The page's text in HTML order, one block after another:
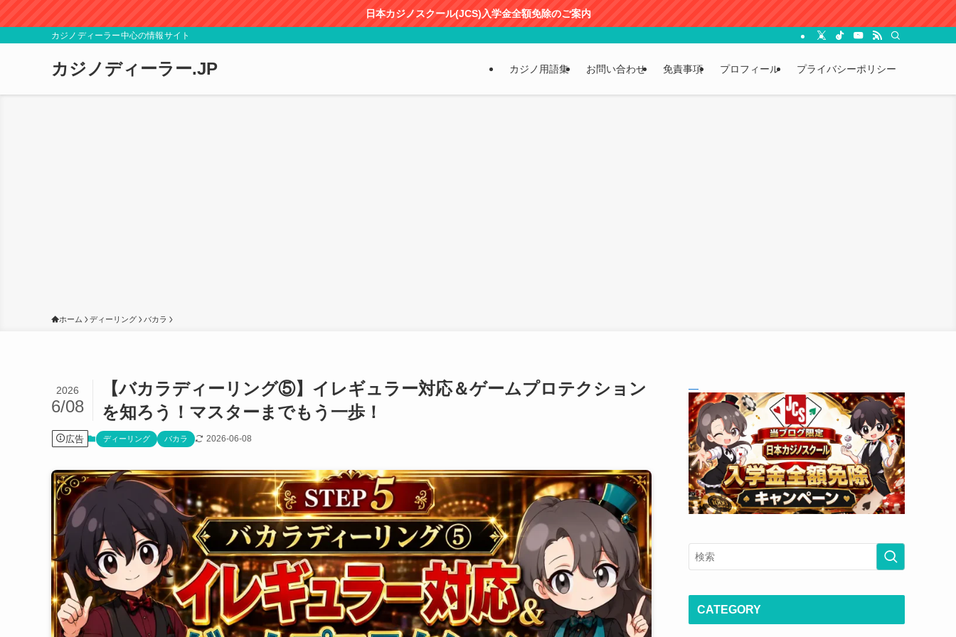
日本カジノスクール(JCS)入学金全額免除のご案内
カジノディーラー中心の情報サイト
カジノディーラー.JP カジノ用語集 お問い合わせ 免責事項 プロフィール プライバシーポリシー
ホーム ディーリング バカラ
【バカラディーリング⑤】イレギュラー対応＆ゲームプロテクション
を知ろう！マスターまでもう一歩！
2026
6/08
広告 ディーリング バカラ 2026-06-08
CATEGORY